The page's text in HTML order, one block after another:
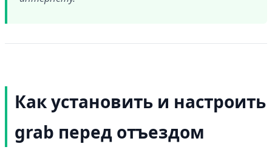
Как установить и настроить
grab перед отъездом